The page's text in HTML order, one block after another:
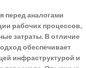
перед аналогами
рабочих процессов,
затраты. В отличие
обеспечивает
инфраструктурой и